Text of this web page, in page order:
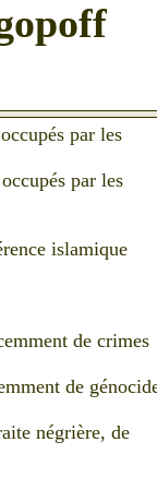
par les
par les
islamique
de crimes
de
négrière, de